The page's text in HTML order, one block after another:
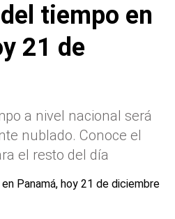
tiempo en
21 de
a nivel nacional será
nublado. Conoce el
el resto del día